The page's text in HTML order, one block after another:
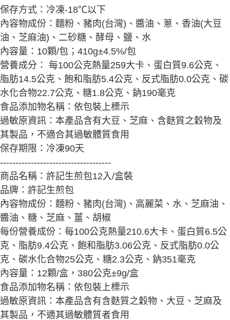
保存方式：冷凍-18℃以下
內容物成份：麵粉、豬肉(台灣)、醬油、蔥、香油(大豆
油、芝麻油)、二砂糖、酵母、鹽、水
內容量：10顆/包；410g±4.5%/包
營養成分： 每100公克熱量259大卡、蛋白質9.6公克、
脂肪14.5公克、飽和脂肪5.4公克、反式脂肪0.0公克、碳
水化合物22.7公克、糖1.8公克、鈉190毫克
食品添加物名稱：依包裝上標示
過敏原資訊：本產品含有大豆、芝麻、含麩質之穀物及
其製品，不適合其過敏體質食用
保存期限：冷凍90天
------------------------------------
商品名稱：許記生煎包12入/盒裝
品牌：許記生煎包
內容物成份：麵粉、豬肉(台灣)、高麗菜、水、芝麻油、
醬油、糖、芝麻、薑、胡椒
每份營養成份：每100公克熱量210.6大卡、蛋白質6.5公
克、脂肪9.4公克、飽和脂肪3.06公克、反式脂肪0.0公
克、碳水化合物25公克、糖2.3公克、鈉351毫克
內容量：12顆/盒，380公克±9g/盒
食品添加物名稱：依包裝上標示
過敏原資訊：本產品含有含麩質之穀物、大豆、芝麻及
其製品，不適其過敏體質者食用